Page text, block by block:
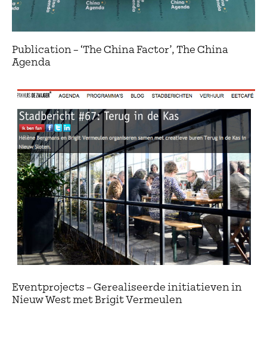
Publication – ‘The China Factor’, The China
Agenda
Eventprojects – Gerealiseerde initiatieven in
Nieuw West met Brigit Vermeulen